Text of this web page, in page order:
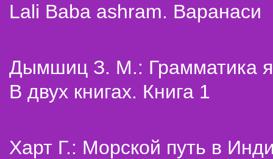
Lali Baba ashram. Варанаси
Дымшиц З. М.: Грамматика
В двух книгах. Книга 1
Харт Г.: Морской путь в